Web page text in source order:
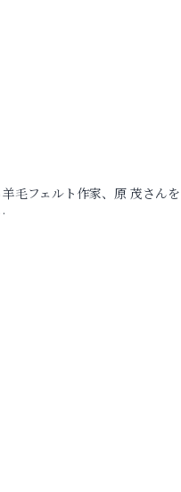
毛フェルト作家、原 茂さん